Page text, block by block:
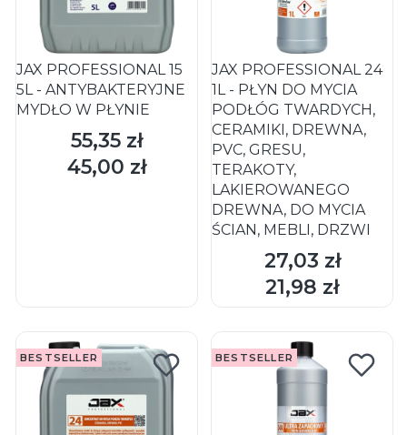
JAX PROFESSIONAL 15
5L - ANTYBAKTERYJNE
MYDŁO W PŁYNIE
Cena
55,35 zł
Cena
45,00 zł
JAX PROFESSIONAL 24
1L - PŁYN DO MYCIA
PODŁÓG TWARDYCH,
CERAMIKI, DREWNA,
PVC, GRESU,
TERAKOTY,
LAKIEROWANEGO
DREWNA, DO MYCIA
ŚCIAN, MEBLI, DRZWI
Cena
27,03 zł
Cena
21,98 zł
DO KOSZYKA
BESTSELLER BESTSELLER